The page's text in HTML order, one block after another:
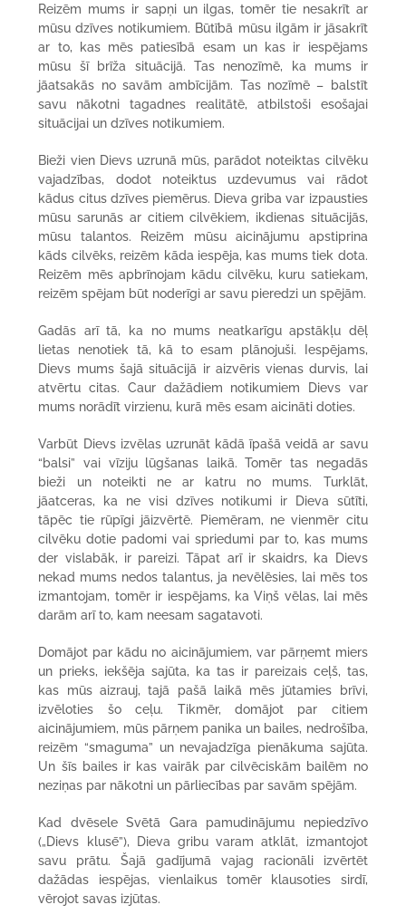
Reizēm mums ir sapņi un ilgas, tomēr tie nesakrīt ar
mūsu dzīves notikumiem. Būtībā mūsu ilgām ir jāsakrīt
ar to, kas mēs patiesībā esam un kas ir iespējams
mūsu šī brīža situācijā. Tas nenozīmē, ka mums ir
jāatsakās no savām ambīcijām. Tas nozīmē – balstīt
savu nākotni tagadnes realitātē, atbilstoši esošajai
situācijai un dzīves notikumiem.
Bieži vien Dievs uzrunā mūs, parādot noteiktas cilvēku
vajadzības, dodot noteiktus uzdevumus vai rādot
kādus citus dzīves piemērus. Dieva griba var izpausties
mūsu sarunās ar citiem cilvēkiem, ikdienas situācijās,
mūsu talantos. Reizēm mūsu aicinājumu apstiprina
kāds cilvēks, reizēm kāda iespēja, kas mums tiek dota.
Reizēm mēs apbrīnojam kādu cilvēku, kuru satiekam,
reizēm spējam būt noderīgi ar savu pieredzi un spējām.
Gadās arī tā, ka no mums neatkarīgu apstākļu dēļ
lietas nenotiek tā, kā to esam plānojuši. Iespējams,
Dievs mums šajā situācijā ir aizvēris vienas durvis, lai
atvērtu citas. Caur dažādiem notikumiem Dievs var
mums norādīt virzienu, kurā mēs esam aicināti doties.
Varbūt Dievs izvēlas uzrunāt kādā īpašā veidā ar savu
“balsi” vai vīziju lūgšanas laikā. Tomēr tas negadās
bieži un noteikti ne ar katru no mums. Turklāt,
jāatceras, ka ne visi dzīves notikumi ir Dieva sūtīti,
tāpēc tie rūpīgi jāizvērtē. Piemēram, ne vienmēr citu
cilvēku dotie padomi vai spriedumi par to, kas mums
der vislabāk, ir pareizi. Tāpat arī ir skaidrs, ka Dievs
nekad mums nedos talantus, ja nevēlēsies, lai mēs tos
izmantojam, tomēr ir iespējams, ka Viņš vēlas, lai mēs
darām arī to, kam neesam sagatavoti.
Domājot par kādu no aicinājumiem, var pārņemt miers
un prieks, iekšēja sajūta, ka tas ir pareizais ceļš, tas,
kas mūs aizrauj, tajā pašā laikā mēs jūtamies brīvi,
izvēloties šo ceļu. Tikmēr, domājot par citiem
aicinājumiem, mūs pārņem panika un bailes, nedrošība,
reizēm “smaguma” un nevajadzīga pienākuma sajūta.
Un šīs bailes ir kas vairāk par cilvēciskām bailēm no
neziņas par nākotni un pārliecības par savām spējām.
Kad dvēsele Svētā Gara pamudinājumu nepiedzīvo
(„Dievs klusē”), Dieva gribu varam atklāt, izmantojot
savu prātu. Šajā gadījumā vajag racionāli izvērtēt
dažādas iespējas, vienlaikus tomēr klausoties sirdī,
vērojot savas izjūtas.